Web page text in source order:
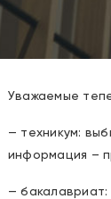
Уважаемые
— техникум:
информация –
—